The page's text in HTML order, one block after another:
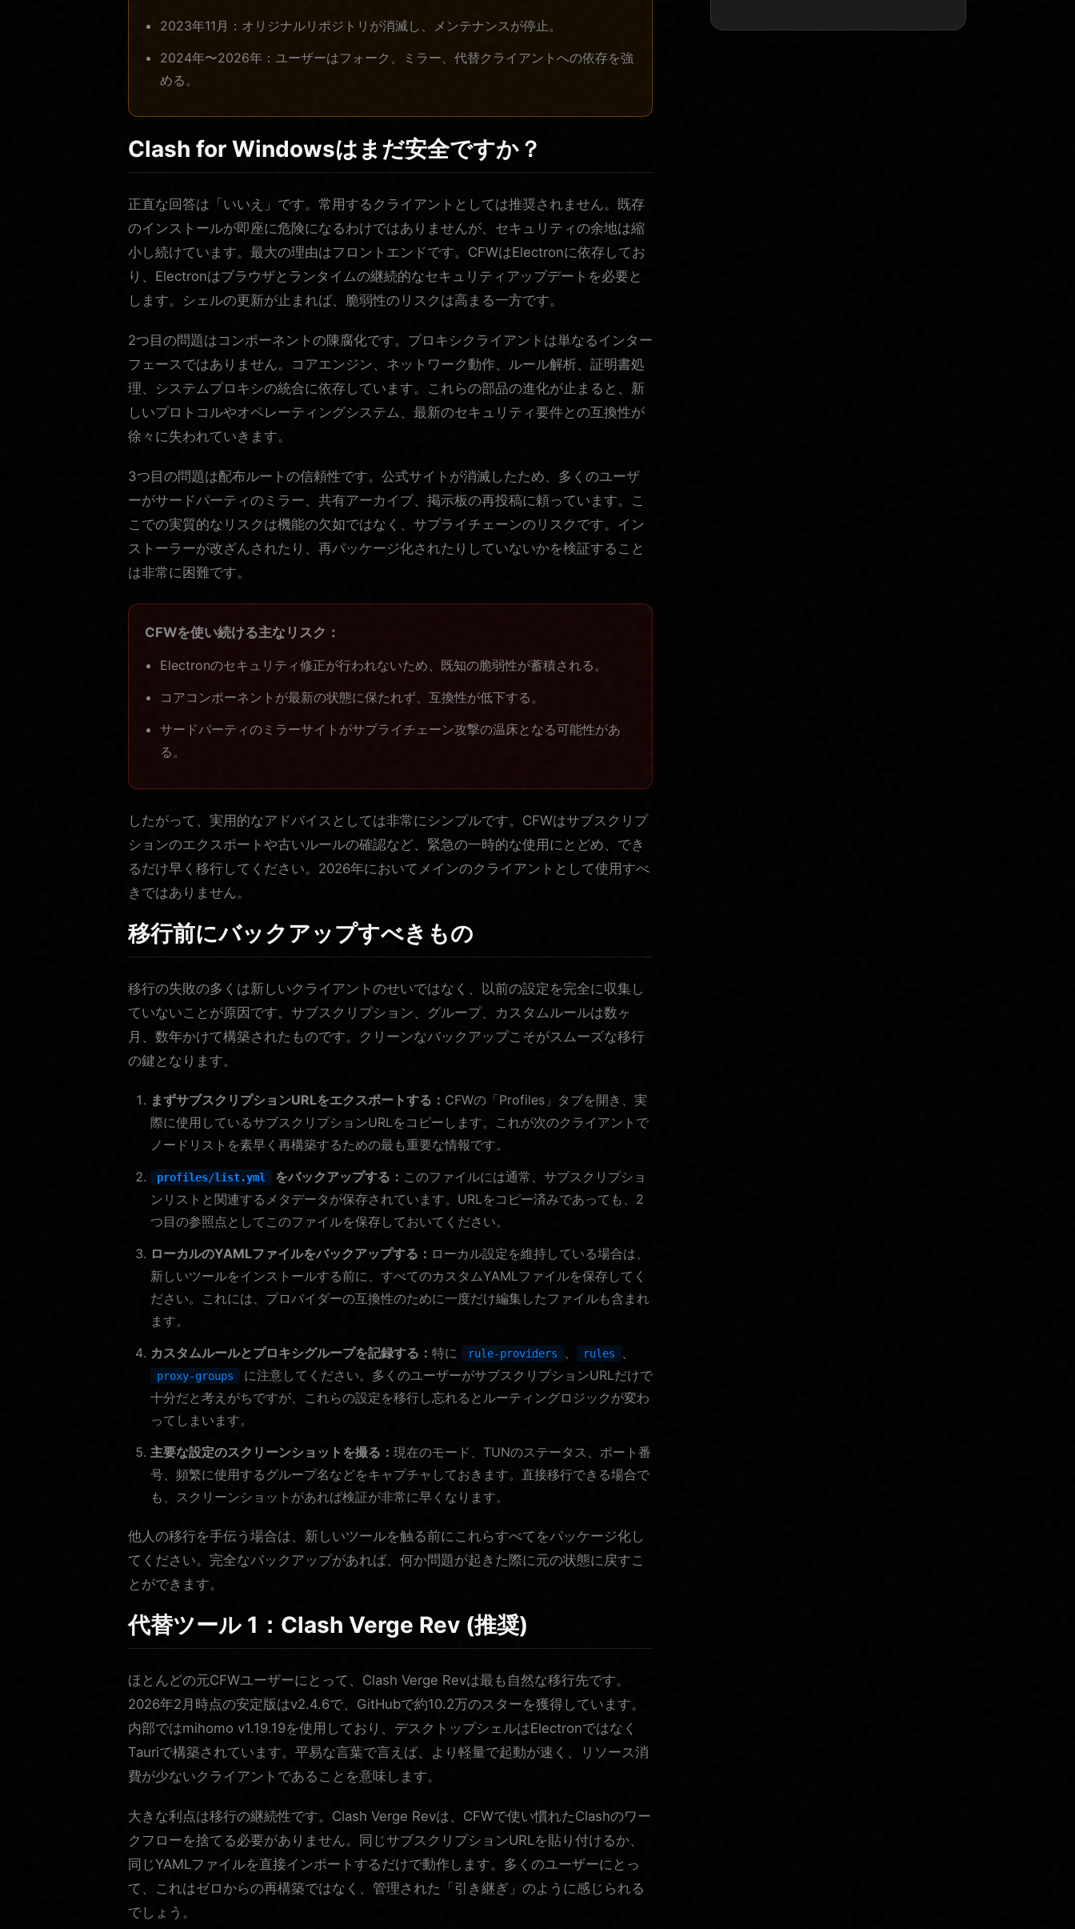
2023年11月：オリジナルリポジトリが消滅し、メンテナンスが停止。
2024年〜2026年：ユーザーはフォーク、ミラー、代替クライアントへの依存を強
める。
Clash for Windowsはまだ安全ですか？
正直な回答は「いいえ」です。常用するクライアントとしては推奨されません。既存
のインストールが即座に危険になるわけではありませんが、セキュリティの余地は縮
小し続けています。最大の理由はフロントエンドです。CFWはElectronに依存してお
り、Electronはブラウザとランタイムの継続的なセキュリティアップデートを必要と
します。シェルの更新が止まれば、脆弱性のリスクは高まる一方です。
2つ目の問題はコンポーネントの陳腐化です。プロキシクライアントは単なるインター
フェースではありません。コアエンジン、ネットワーク動作、ルール解析、証明書処
理、システムプロキシの統合に依存しています。これらの部品の進化が止まると、新
しいプロトコルやオペレーティングシステム、最新のセキュリティ要件との互換性が
徐々に失われていきます。
3つ目の問題は配布ルートの信頼性です。公式サイトが消滅したため、多くのユーザ
ーがサードパーティのミラー、共有アーカイブ、掲示板の再投稿に頼っています。こ
こでの実質的なリスクは機能の欠如ではなく、サプライチェーンのリスクです。イン
ストーラーが改ざんされたり、再パッケージ化されたりしていないかを検証すること
は非常に困難です。
CFWを使い続ける主なリスク：
Electronのセキュリティ修正が行われないため、既知の脆弱性が蓄積される。
コアコンポーネントが最新の状態に保たれず、互換性が低下する。
サードパーティのミラーサイトがサプライチェーン攻撃の温床となる可能性があ
る。
したがって、実用的なアドバイスとしては非常にシンプルです。CFWはサブスクリプ
ションのエクスポートや古いルールの確認など、緊急の一時的な使用にとどめ、でき
るだけ早く移行してください。2026年においてメインのクライアントとして使用すべ
きではありません。
移行前にバックアップすべきもの
移行の失敗の多くは新しいクライアントのせいではなく、以前の設定を完全に収集し
ていないことが原因です。サブスクリプション、グループ、カスタムルールは数ヶ
月、数年かけて構築されたものです。クリーンなバックアップこそがスムーズな移行
の鍵となります。
まずサブスクリプションURLをエクスポートする： CFWの「Profiles」タブを開き、実
際に使用しているサブスクリプションURLをコピーします。これが次のクライアントで
ノードリストを素早く再構築するための最も重要な情報です。
profiles/list.yml をバックアップする： このファイルには通常、サブスクリプショ
ンリストと関連するメタデータが保存されています。URLをコピー済みであっても、2
つ目の参照点としてこのファイルを保存しておいてください。
ローカルのYAMLファイルをバックアップする： ローカル設定を維持している場合は、
新しいツールをインストールする前に、すべてのカスタムYAMLファイルを保存してく
ださい。これには、プロバイダーの互換性のために一度だけ編集したファイルも含まれ
ます。
カスタムルールとプロキシグループを記録する： 特に rule-providers 、 rules 、
proxy-groups
に注意してください。多くのユーザーがサブスクリプションURLだけで
十分だと考えがちですが、これらの設定を移行し忘れるとルーティングロジックが変わ
ってしまいます。
主要な設定のスクリーンショットを撮る： 現在のモード、TUNのステータス、ポート番
号、頻繁に使用するグループ名などをキャプチャしておきます。直接移行できる場合で
も、スクリーンショットがあれば検証が非常に早くなります。
他人の移行を手伝う場合は、新しいツールを触る前にこれらすべてをパッケージ化し
てください。完全なバックアップがあれば、何か問題が起きた際に元の状態に戻すこ
とができます。
代替ツール 1：Clash Verge Rev (推奨)
ほとんどの元CFWユーザーにとって、Clash Verge Revは最も自然な移行先です。
2026年2月時点の安定版はv2.4.6で、GitHubで約10.2万のスターを獲得しています。
内部ではmihomo v1.19.19を使用しており、デスクトップシェルはElectronではなく
Tauriで構築されています。平易な言葉で言えば、より軽量で起動が速く、リソース消
費が少ないクライアントであることを意味します。
大きな利点は移行の継続性です。Clash Verge Revは、CFWで使い慣れたClashのワー
クフローを捨てる必要がありません。同じサブスクリプションURLを貼り付けるか、
同じYAMLファイルを直接インポートするだけで動作します。多くのユーザーにとっ
て、これはゼロからの再構築ではなく、管理された「引き継ぎ」のように感じられる
でしょう。